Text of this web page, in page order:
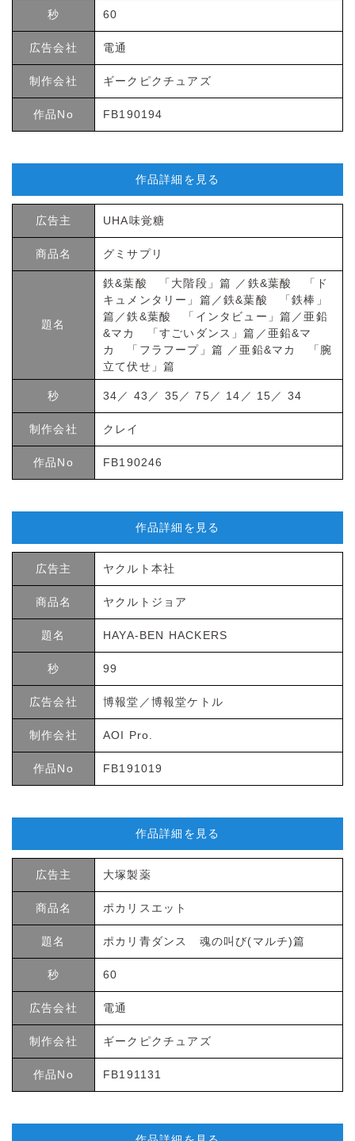
秒 60
広告会社 電通
制作会社 ギークピクチュアズ
作品No FB190194
作品詳細を見る
広告主 UHA味覚糖
商品名 グミサプリ
題名
鉄&葉酸 「大階段」篇 ／鉄&葉酸 「ド
キュメンタリー」篇／鉄&葉酸 「鉄棒」
篇／鉄&葉酸 「インタビュー」篇／亜鉛
&マカ 「すごいダンス」篇／亜鉛&マ
カ 「フラフープ」篇 ／亜鉛&マカ 「腕
立て伏せ」篇
秒 34／ 43／ 35／ 75／ 14／ 15／ 34
制作会社 クレイ
作品No FB190246
作品詳細を見る
広告主 ヤクルト本社
商品名 ヤクルトジョア
題名 HAYA-BEN HACKERS
秒 99
広告会社 博報堂／博報堂ケトル
制作会社 AOI Pro.
作品No FB191019
作品詳細を見る
広告主 大塚製薬
商品名 ポカリスエット
題名 ポカリ青ダンス 魂の叫び(マルチ)篇
秒 60
広告会社 電通
制作会社 ギークピクチュアズ
作品No FB191131